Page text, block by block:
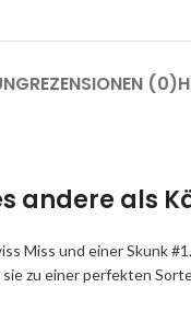
REZENSIONEN (0)
andere als
Miss und einer
zu einer perfekten